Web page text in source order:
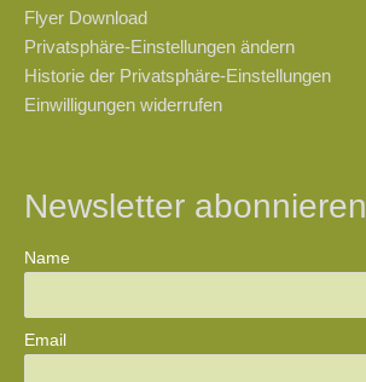
Flyer Download
Privatsphäre-Einstellungen ändern
Historie der Privatsphäre-Einstellungen
Einwilligungen widerrufen
Newsletter abonnieren
Name
Email